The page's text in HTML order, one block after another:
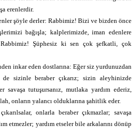
erenlerdir.
şöyle derler: Rabbimiz! Bizi ve bizden önce
bağışla; kalplerimizde, iman edenlere
Şüphesiz ki sen çok şefkatli, çok
inkar eden dostlarına: Eğer siz yurdunuzdan
de sizinle beraber çıkarız; sizin aleyhinizde
savaşa tutuşursanız, mutlaka yardım ederiz,
onların yalancı olduklarına şahitlik eder.
onlarla beraber çıkmazlar; savaşa
etmezler; yardım etseler bile arkalarını dönüp